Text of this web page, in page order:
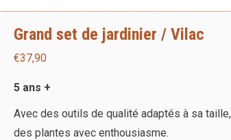
Grand set de jardinier / Vilac
€37,90
5 ans +
Avec des outils de qualité adaptés à sa
des plantes avec enthousiasme.